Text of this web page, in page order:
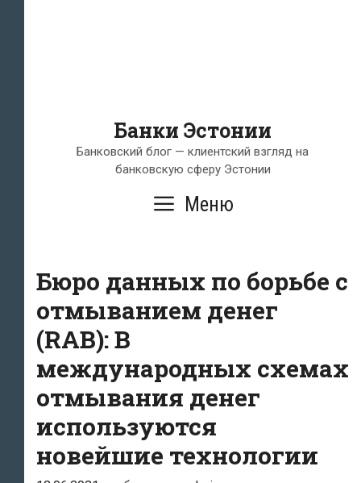
Банки Эстонии
Банковский блог — клиентский взгляд на
банковскую сферу Эстонии
Меню
Бюро данных по борьбе с
отмыванием денег
(RAB): В
международных схемах
отмывания денег
используются
новейшие технологии